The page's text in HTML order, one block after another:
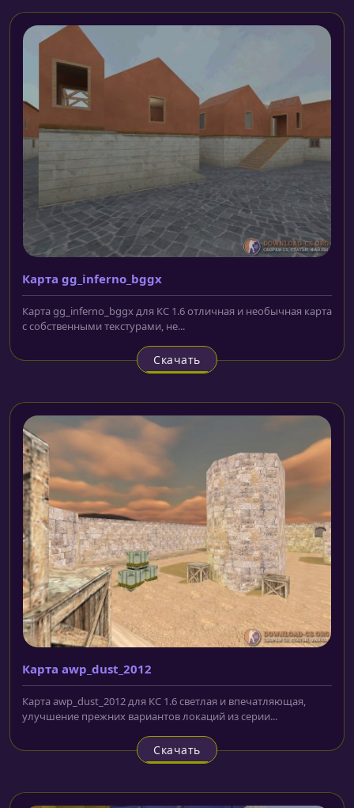
Карта gg_inferno_bggx
Карта gg_inferno_bggx для КС 1.6 отличная и необычная карта
с собственными текстурами, не...
Скачать
Карта awp_dust_2012
Карта awp_dust_2012 для КС 1.6 светлая и впечатляющая,
улучшение прежних вариантов локаций из серии...
Скачать